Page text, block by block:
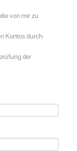
von mir zu
Kontos durch
der